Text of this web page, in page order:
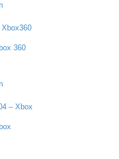
Xbox360
360
– Xbox